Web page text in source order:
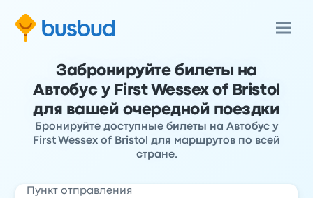
Забронируйте билеты на
Автобус у First Wessex of Bristol
для вашей очередной поездки
Бронируйте доступные билеты на Автобус у
First Wessex of Bristol для маршрутов по всей
стране.
Пункт отправления